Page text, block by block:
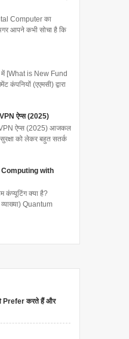
Computer का
आपने कभी सोचा है कि
[What is New Fund
(एएमसी) द्वारा
ऐप्स (2025)
ऐप्स (2025) आजकल
को लेकर बहुत सतर्क
Computing with
कंप्यूटिंग क्या है?
Quantum
Prefer करते हैं और